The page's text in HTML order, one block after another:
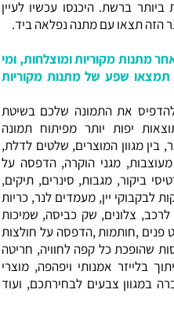
ברשת. היכנסו עכשיו לעיין
הזה תצאו עם מתנה נפלאה ביד.
מתנות מקוריות ומוצלחות, ומי
תמצאו שפע של מתנות מקוריות
להדפיס את התמונה שלכם בשיטת
יפות יותר מפיתוח תמונה
בין מגוון המוצרים, שלטים לדלת,
מגני הוקרה, הדפסה על
ביקור, מגבות, סינרים, תיקים,
לבקבוקי יין, מעמדים לנר, כריות
לרכב, צלונים, שק כביסה, שמיכות
פנים ,חותמות ,הדפסה על חולצות
שהופכת כל קפה לחוויה, חריטה
בלייזר אמנותי ויפהפה, מוצרי
במגוון צבעים לבחירתכם, ועוד